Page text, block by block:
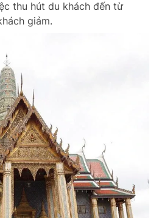
thu hút du khách đến từ
giảm.